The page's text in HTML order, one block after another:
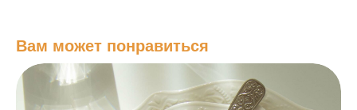
Вам может понравиться